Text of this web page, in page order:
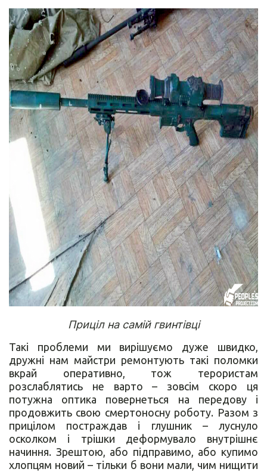
Приціл на самій гвинтівці
Такі проблеми ми вирішуємо дуже швидко,
дружні нам майстри ремонтують такі поломки
вкрай оперативно, тож терористам
розслаблятись не варто – зовсім скоро ця
потужна оптика повернеться на передову і
продовжить свою смертоносну роботу. Разом з
прицілом постраждав і глушник – луснуло
осколком і трішки деформувало внутрішнє
начиння. Зрештою, або підправимо, або купимо
хлопцям новий – тільки б вони мали, чим нищити